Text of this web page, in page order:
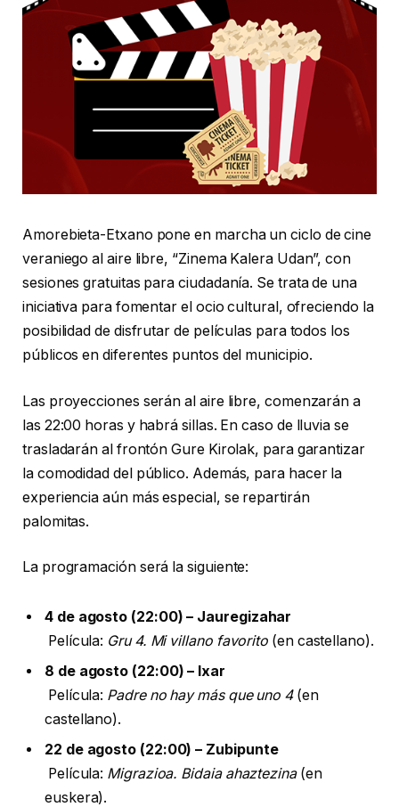
Amorebieta-Etxano pone en marcha un ciclo de cine
veraniego al aire libre, “Zinema Kalera Udan”, con
sesiones gratuitas para ciudadanía. Se trata de una
iniciativa para fomentar el ocio cultural, ofreciendo la
posibilidad de disfrutar de películas para todos los
públicos en diferentes puntos del municipio.
Las proyecciones serán al aire libre, comenzarán a
las 22:00 horas y habrá sillas. En caso de lluvia se
trasladarán al frontón Gure Kirolak, para garantizar
la comodidad del público. Además, para hacer la
experiencia aún más especial, se repartirán
palomitas.
La programación será la siguiente:
4 de agosto (22:00) – Jauregizahar
Película: Gru 4. Mi villano favorito (en castellano).
8 de agosto (22:00) – Ixar
Película: Padre no hay más que uno 4(en
castellano).
22 de agosto (22:00) – Zubipunte
Película: Migrazioa. Bidaia ahaztezina(en
euskera).